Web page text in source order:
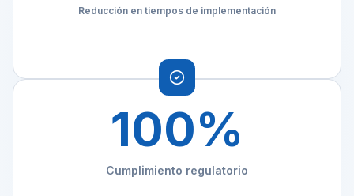
Reducción en tiempos de implementación
Cumplimiento regulatorio
100%